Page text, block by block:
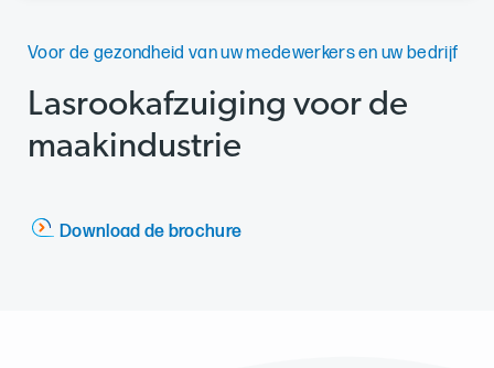
Voor de gezondheid van uw medewerkers en uw bedrijf
Lasrookafzuiging voor de
maakindustrie
Download de brochure